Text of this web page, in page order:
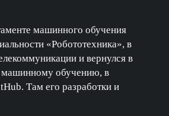
машинного обучения
«Робототехника», в
и вернулся в
машинному обучению, в
Там его разработки и